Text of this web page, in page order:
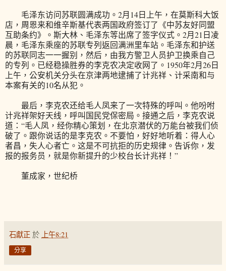
毛泽东访问苏联圆满成功。2月14日上午，在莫斯科大饭
店，周恩来和维辛斯基代表两国政府签订了《中苏友好同盟
互助条约》。斯大林、毛泽东等出席了签字仪式。2月21日凌
晨，毛泽东乘座的苏联专列返回满洲里车站。毛泽东和护送
的苏联同志一一握别，然后，由我方警卫人员护卫换乘自己
的专列。已经稳操胜券的李克农决定收网了。1950年2月26日
上午，公安机关分头在京津两地逮捕了计兆祥、计采南和与
本案有关的10名从犯。
最后，李克农还给毛人凤来了一次特殊的呼叫。他吩咐
计兆祥架好天线，呼叫国民党保密局。接通之后，李克农说
道：“毛人凤，经你精心策划，在北京潜伏的万能台被我们侦
破了。跟你说话的是李克农。不要怕，好好地听着：得人心
者昌，失人心者亡。这是不可抗拒的历史规律。告诉你，发
报的报务员，就是你新提升的少校台长计兆祥！”
董成家，世纪桥
石獻正 於 上午8:21
分享